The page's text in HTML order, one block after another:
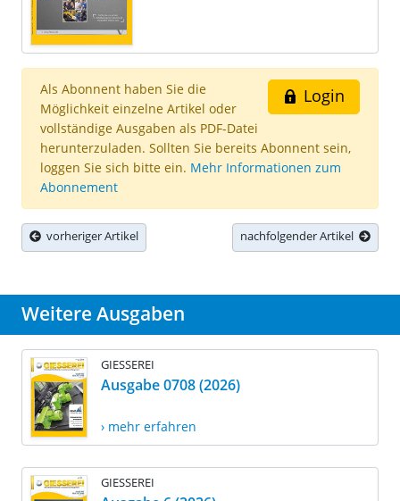
Login
Als Abonnent haben Sie die
Möglichkeit einzelne Artikel oder
vollständige Ausgaben als PDF-Datei
herunterzuladen. Sollten Sie bereits Abonnent sein,
loggen Sie sich bitte ein. Mehr Informationen zum
Abonnement
vorheriger Artikel nachfolgender Artikel
Weitere Ausgaben
GIESSEREI
Ausgabe 0708 (2026)
› mehr erfahren
GIESSEREI